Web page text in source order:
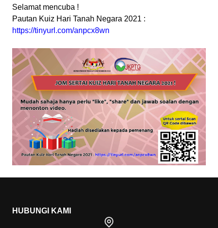
Selamat mencuba !
Pautan Kuiz Hari Tanah Negara 2021 :
https://tinyurl.com/anpcx8wn
HUBUNGI KAMI